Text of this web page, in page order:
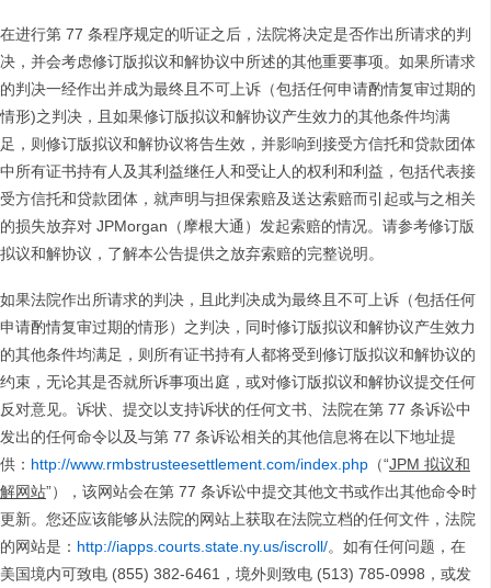
在进行第 77 条程序规定的听证之后，法院将决定是否作出所请求的判
决，并会考虑修订版拟议和解协议中所述的其他重要事项。如果所请求
的判决一经作出并成为最终且不可上诉（包括任何申请酌情复审过期的
情形)之判决，且如果修订版拟议和解协议产生效力的其他条件均满
足，则修订版拟议和解协议将告生效，并影响到接受方信托和贷款团体
中所有证书持有人及其利益继任人和受让人的权利和利益，包括代表接
受方信托和贷款团体，就声明与担保索赔及送达索赔而引起或与之相关
的损失放弃对 JPMorgan（摩根大通）发起索赔的情况。请参考修订版
拟议和解协议，了解本公告提供之放弃索赔的完整说明。
如果法院作出所请求的判决，且此判决成为最终且不可上诉（包括任何
申请酌情复审过期的情形）之判决，同时修订版拟议和解协议产生效力
的其他条件均满足，则所有证书持有人都将受到修订版拟议和解协议的
约束，无论其是否就所诉事项出庭，或对修订版拟议和解协议提交任何
反对意见。诉状、提交以支持诉状的任何文书、法院在第 77 条诉讼中
发出的任何命令以及与第 77 条诉讼相关的其他信息将在以下地址提
供： http://www.rmbstrusteesettlement.com/index.php （“JPM 拟议和
解网站”），该网站会在第 77 条诉讼中提交其他文书或作出其他命令时
更新。您还应该能够从法院的网站上获取在法院立档的任何文件，法院
的网站是： http://iapps.courts.state.ny.us/iscroll/。如有任何问题，在
美国境内可致电 (855) 382-6461，境外则致电 (513) 785-0998，或发